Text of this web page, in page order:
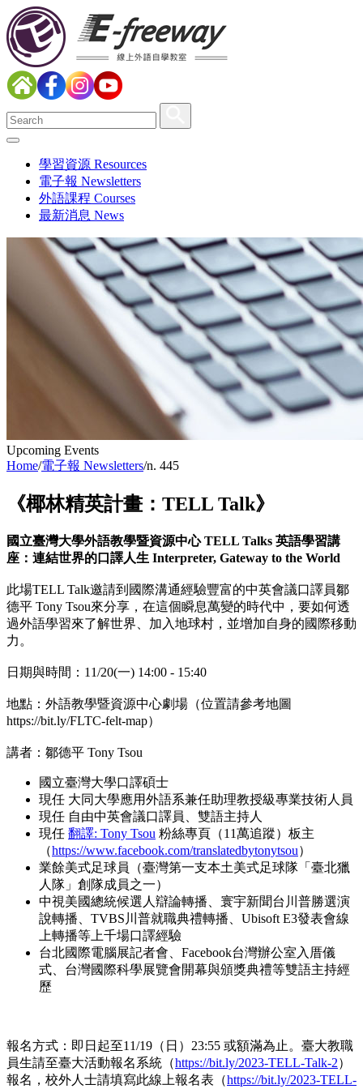
學習資源 Resources
電子報 Newsletters
外語課程 Courses
最新消息 News
Upcoming Events
Home/電子報 Newsletters/n. 445
《椰林精英計畫：TELL Talk》
國立臺灣大學外語教學暨資源中心 TELL Talks 英語學習講
座：連結世界的口譯人生 Interpreter, Gateway to the World
此場TELL Talk邀請到國際溝通經驗豐富的中英會議口譯員鄒
德平 Tony Tsou來分享，在這個瞬息萬變的時代中，要如何透
過外語學習來了解世界、加入地球村，並增加自身的國際移動
力。
日期與時間：11/20(一) 14:00 - 15:40
地點：外語教學暨資源中心劇場（位置請參考地圖
https://bit.ly/FLTC-felt-map）
講者：鄒德平 Tony Tsou
國立臺灣大學口譯碩士
現任 大同大學應用外語系兼任助理教授級專業技術人員
現任 自由中英會議口譯員、雙語主持人
現任 翻譯: Tony Tsou 粉絲專頁（11萬追蹤）板主
（https://www.facebook.com/translatedbytonytsou）
業餘美式足球員（臺灣第一支本土美式足球隊「臺北獵
人隊」創隊成員之一）
中視美國總統候選人辯論轉播、寰宇新聞台川普勝選演
說轉播、TVBS川普就職典禮轉播、Ubisoft E3發表會線
上轉播等上千場口譯經驗
台北國際電腦展記者會、Facebook台灣辦公室入厝儀
式、台灣國際科學展覽會開幕與頒獎典禮等雙語主持經
歷
報名方式：即日起至11/19（日）23:55 或額滿為止。臺大教職
員生請至臺大活動報名系統（https://bit.ly/2023-TELL-Talk-2）
報名，校外人士請填寫此線上報名表（https://bit.ly/2023-TELL-